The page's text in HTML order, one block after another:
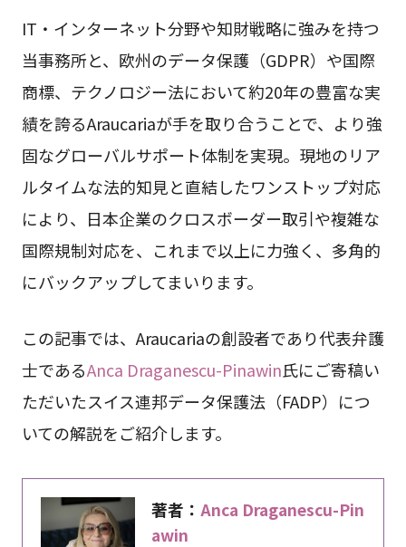
IT・インターネット分野や知財戦略に強みを持つ
当事務所と、欧州のデータ保護（GDPR）や国際
商標、テクノロジー法において約20年の豊富な実
績を誇るAraucariaが手を取り合うことで、より強
固なグローバルサポート体制を実現。現地のリア
ルタイムな法的知見と直結したワンストップ対応
により、日本企業のクロスボーダー取引や複雑な
国際規制対応を、これまで以上に力強く、多角的
にバックアップしてまいります。
この記事では、Araucariaの創設者であり代表弁護
士であるAnca Draganescu-Pinawin氏にご寄稿い
ただいたスイス連邦データ保護法（FADP）につ
いての解説をご紹介します。
著者： Anca Draganescu-Pin
awin